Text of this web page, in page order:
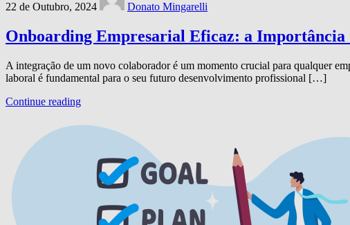
22 de Outubro, 2024 Donato Mingarelli
Onboarding Empresarial Eficaz: a Importância
A integração de um novo colaborador é um momento crucial para qualquer
laboral é fundamental para o seu futuro desenvolvimento profissional […]
Continue reading